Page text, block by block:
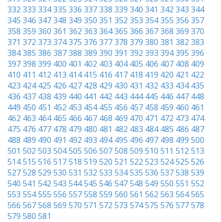
332 333 334335 336 337338 339 340 341 342 343 344
345 346 347348 349 350 351 352 353 354355 356 357
358 359 360 361 362 363 364365 366 367368 369 370
371 372 373 374375 376 377378 379 380 381 382 383
384385 386 387388 389 390 391 392 393 394395 396
397398 399 400 401 402 403 404 405 406 407 408 409
410 411 412 413 414 415 416 417 418 419 420 421 422
423 424 425 426 427 428 429 430 431 432 433 434 435
436 437 438 439 440 441 442 443 444 445 446 447 448
449 450 451 452 453 454 455 456 457 458 459 460 461
462 463 464 465 466 467 468 469 470 471 472 473 474
475 476 477 478 479 480 481 482 483 484 485 486 487
488 489 490 491 492 493 494 495 496 497 498 499 500
501 502 503 504505 506 507508 509 510 511 512 513
514515 516 517518 519 520 521 522 523 524525 526
527528 529 530 531 532 533 534535 536 537538 539
540 541 542 543 544545 546 547548 549 550 551 552
553 554555 556 557558 559 560 561 562 563 564565
566 567568 569 570 571 572 573 574575 576 577578
579 580 581